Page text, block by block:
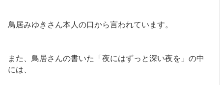
鳥居みゆきさん本人の口から言われています。
また、鳥居さんの書いた「夜にはずっと深い夜を」の中
には、